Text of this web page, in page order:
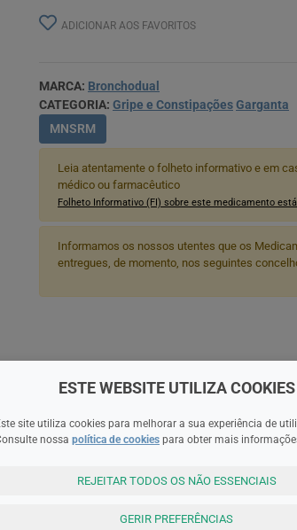
ADICIONAR AOS FAVORITOS
MARCA: Bronchodual
CATEGORIA: Gripe e ConstipaçõesGarganta
MNSRM
Leia atentamente o folheto informativo e em
médico ou farmacêutico
Folheto Informativo (FI) sobre este medicamento
Informamos os nossos utentes que os
entregues, de momento, nos seguintes
ESTE WEBSITE UTILIZA COOKIES
site utiliza cookies para melhorar a sua experiência de
nossa política de cookies para obter mais
REJEITAR TODOS OS NÃO ESSENCIAIS
GERIR PREFERÊNCIAS